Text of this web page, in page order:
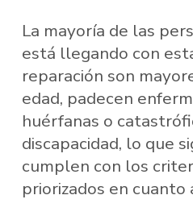
La mayoría de las
está llegando con
reparación son
edad, padecen
huérfanas o
discapacidad, lo que
cumplen con los
priorizados en cuanto